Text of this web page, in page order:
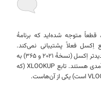
قطعاً متوجه شده‌اید که برنامهٔ
اِکسل فعلاً پشتیبانی نمی‌کند.
مقصودم توابعی است که در نسخه‌های جدیدتر اِکسل (نسخهٔ ۲۰۲۱ و ۳۶۵) به
آن اضافه شده‌اند و ازقضا توابع واقعاً کارآمدی هستند. تابع XLOOKUP (که